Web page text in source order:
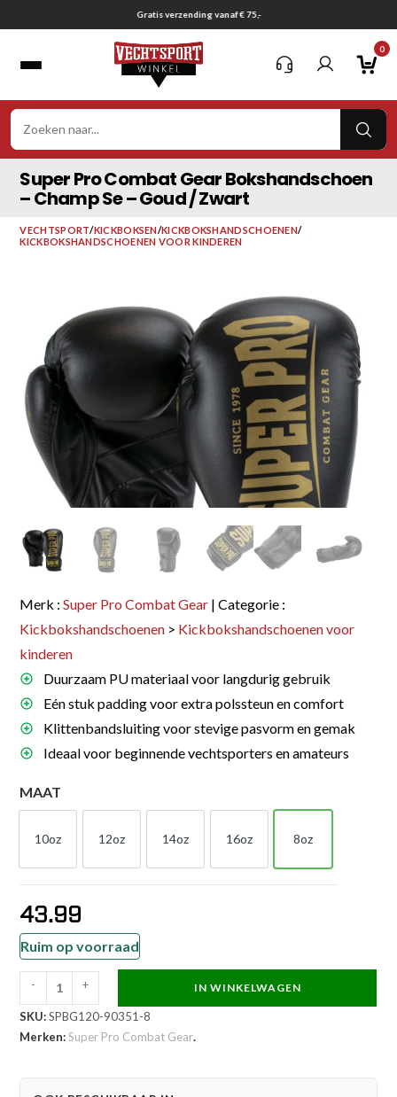
naar
Gratis verzending vanaf € 75,-
0
Super Pro Combat Gear Bokshandschoen
– Champ Se – Goud / Zwart
VECHTSPORT/KICKBOKSEN/KICKBOKSHANDSCHOENEN/
KICKBOKSHANDSCHOENEN VOOR KINDEREN
Merk :Super Pro Combat Gear | Categorie :
Kickbokshandschoenen > Kickbokshandschoenen voor
kinderen
Duurzaam PU materiaal voor langdurig gebruik
Eén stuk padding voor extra polssteun en comfort
Klittenbandsluiting voor stevige pasvorm en gemak
Ideaal voor beginnende vechtsporters en amateurs
MAAT
10oz 12oz 14oz 16oz 8oz
43.99
Ruim op voorraad
Pro
Combat
- + IN WINKELWAGEN
SKU:SPBG120-90351-8
Merken:Super Pro Combat Gear.